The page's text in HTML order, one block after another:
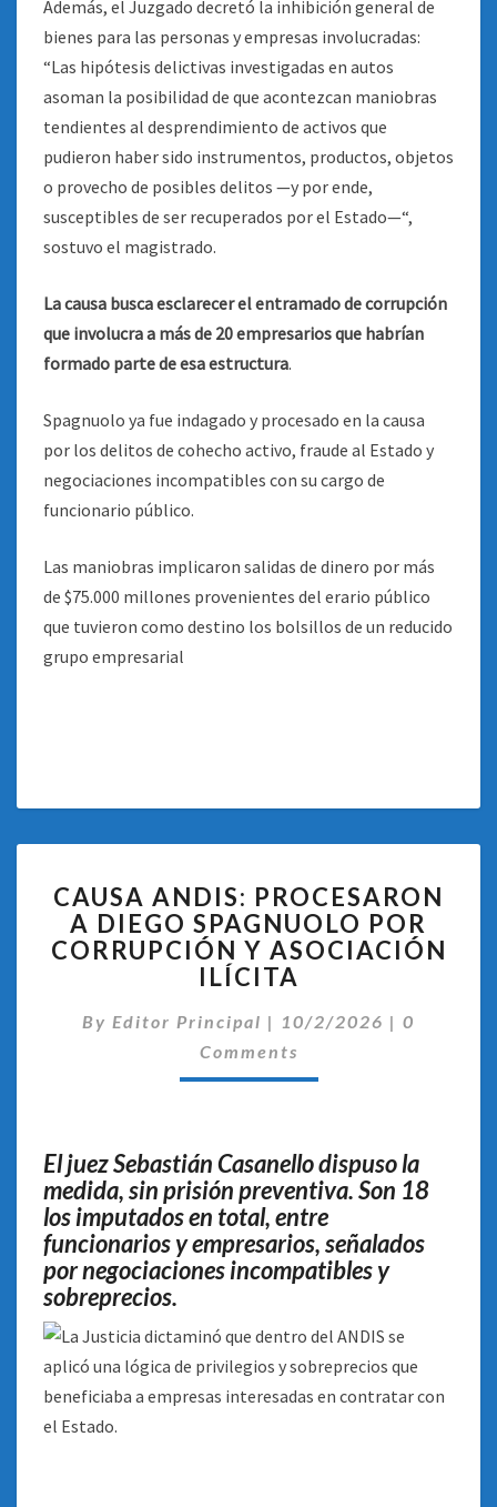
Además, el Juzgado decretó la inhibición general de
bienes para las personas y empresas involucradas:
“Las hipótesis delictivas investigadas en autos
asoman la posibilidad de que acontezcan maniobras
tendientes al desprendimiento de activos que
pudieron haber sido instrumentos, productos, objetos
o provecho de posibles delitos —y por ende,
susceptibles de ser recuperados por el Estado—“,
sostuvo el magistrado.
La causa busca esclarecer el entramado de corrupción
que involucra a más de 20 empresarios que habrían
formado parte de esa estructura.
Spagnuolo ya fue indagado y procesado en la causa
por los delitos de cohecho activo, fraude al Estado y
negociaciones incompatibles con su cargo de
funcionario público.
Las maniobras implicaron salidas de dinero por más
de $75.000 millones provenientes del erario público
que tuvieron como destino los bolsillos de un reducido
grupo empresarial
ANDIS:
PROCESARON
A
DIEGO
POR
CORRUPCIÓN
CAUSA ANDIS: PROCESARON
A DIEGO SPAGNUOLO POR
CORRUPCIÓN Y ASOCIACIÓN
ILÍCITA
By Editor Principal | 10/2/2026 | 0
Comments
El juez Sebastián Casanello dispuso la
medida, sin prisión preventiva. Son 18
los imputados en total, entre
funcionarios y empresarios, señalados
por negociaciones incompatibles y
sobreprecios.